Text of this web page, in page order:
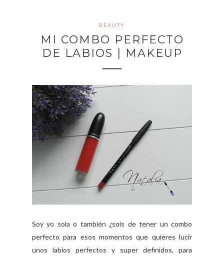
BEAUTY
MI COMBO PERFECTO
DE LABIOS | MAKEUP
Soy yo sola o también ¿sois de tener un combo
perfecto para esos momentos que quieres lucir
unos labios perfectos y super definidos, para